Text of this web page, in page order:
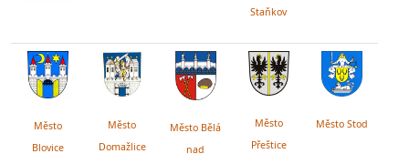
Staňkov
Město
Blovice
Město
Domažlice
Město Bělá
nad
Město
Přeštice
Město Stod